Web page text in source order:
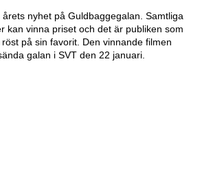
nyhet på Guldbaggegalan. Samtliga
kan vinna priset och det är publiken som
på sin favorit. Den vinnande filmen
galan i SVT den 22 januari.